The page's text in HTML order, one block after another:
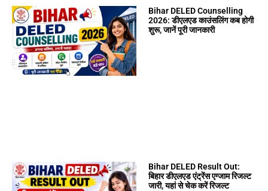
Bihar DELED Counselling
2026: डीएलएड काउंसलिंग कब होगी
शुरू, जानें पूरी जानकारी
Bihar DELED Result Out:
बिहार डीएलएड एंट्रेंस एग्जाम रिजल्ट
जारी, यहां से चेक करें रिजल्ट